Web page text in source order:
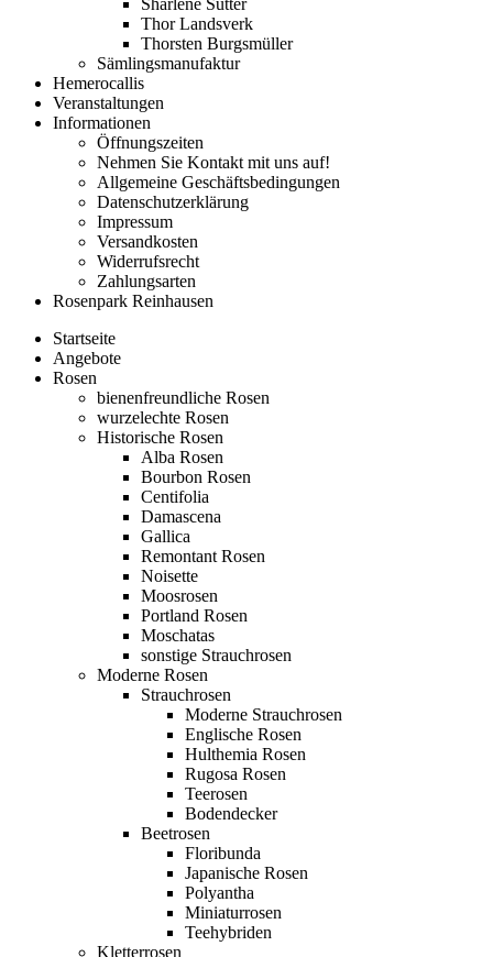
Sharlene Sutter
Thor Landsverk
Thorsten Burgsmüller
Sämlingsmanufaktur
Hemerocallis
Veranstaltungen
Informationen
Öffnungszeiten
Nehmen Sie Kontakt mit uns auf!
Allgemeine Geschäftsbedingungen
Datenschutzerklärung
Impressum
Versandkosten
Widerrufsrecht
Zahlungsarten
Rosenpark Reinhausen
Startseite
Angebote
Rosen
bienenfreundliche Rosen
wurzelechte Rosen
Historische Rosen
Alba Rosen
Bourbon Rosen
Centifolia
Damascena
Gallica
Remontant Rosen
Noisette
Moosrosen
Portland Rosen
Moschatas
sonstige Strauchrosen
Moderne Rosen
Strauchrosen
Moderne Strauchrosen
Englische Rosen
Hulthemia Rosen
Rugosa Rosen
Teerosen
Bodendecker
Beetrosen
Floribunda
Japanische Rosen
Polyantha
Miniaturrosen
Teehybriden
Kletterrosen